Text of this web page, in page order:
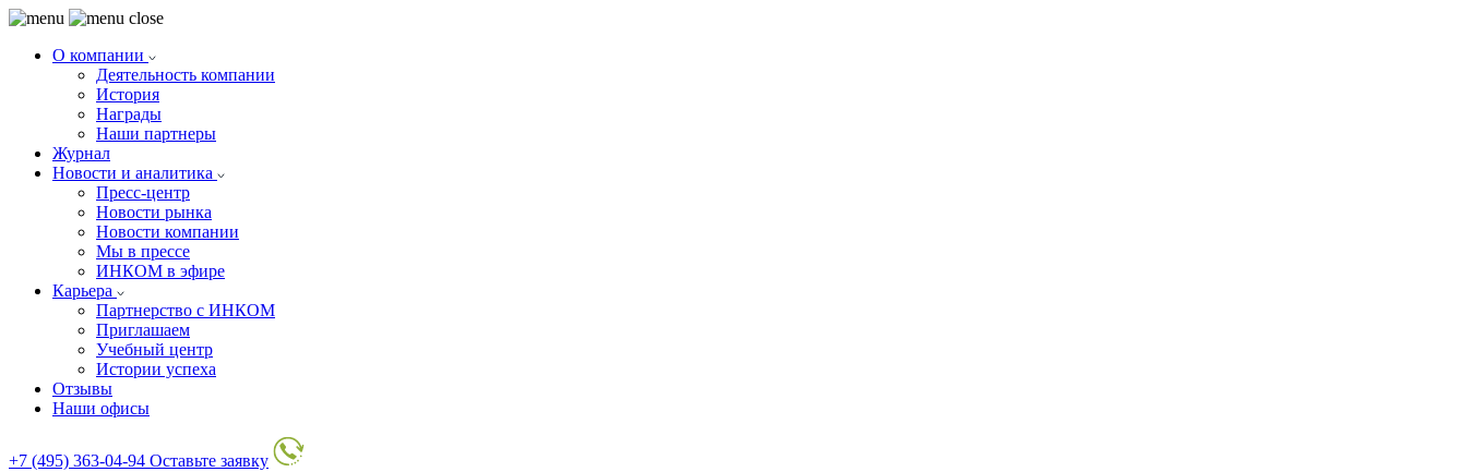
О компании
Деятельность компании
История
Награды
Наши партнеры
Журнал
Новости и аналитика
Пресс-центр
Новости рынка
Новости компании
Мы в прессе
ИНКОМ в эфире
Карьера
Партнерство с ИНКОМ
Приглашаем
Учебный центр
Истории успеха
Отзывы
Наши офисы
+7 (495) 363-04-94 Оставьте заявку